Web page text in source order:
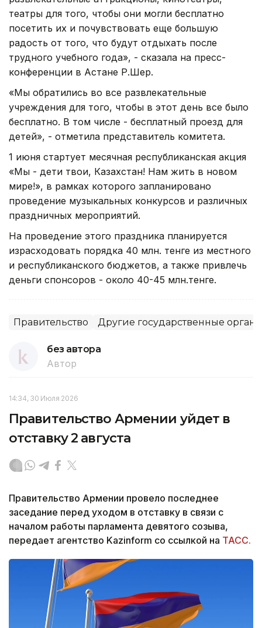
театры для того, чтобы они могли бесплатно
посетить их и почувствовать еще большую
радость от того, что будут отдыхать после
трудного учебного года», - сказала на пресс-
конференции в Астане Р.Шер.
«Мы обратились во все развлекательные
учреждения для того, чтобы в этот день все было
бесплатно. В том числе - бесплатный проезд для
детей», - отметила представитель комитета.
1 июня стартует месячная республиканская акция
«Мы - дети твои, Казахстан! Нам жить в новом
мире!», в рамках которого запланировано
проведение музыкальных конкурсов и различных
праздничных мероприятий.
На проведение этого праздника планируется
израсходовать порядка 40 млн. тенге из местного
и республиканского бюджетов, а также привлечь
деньги спонсоров - около 40-45 млн.тенге.
Правительство Другие государственные
без автора
Автор
14:34, 30 Июля 2026
Правительство Армении уйдет в
отставку 2 августа
Правительство Армении провело последнее
заседание перед уходом в отставку в связи с
началом работы парламента девятого созыва,
передает агентство Kazinform со ссылкой на ТАСС.